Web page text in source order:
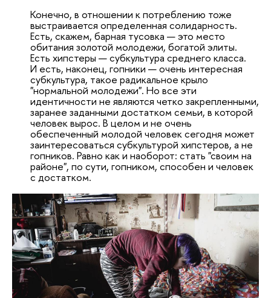
Конечно, в отношении к потреблению тоже
выстраивается определенная солидарность.
Есть, скажем, барная тусовка — это место
обитания золотой молодежи, богатой элиты.
Есть хипстеры — субкультура среднего класса.
И есть, наконец, гопники — очень интересная
субкультура, такое радикальное крыло
"нормальной молодежи". Но все эти
идентичности не являются четко закрепленными,
заранее заданными достатком семьи, в которой
человек вырос. В целом и не очень
обеспеченный молодой человек сегодня может
заинтересоваться субкультурой хипстеров, а не
гопников. Равно как и наоборот: стать "своим на
районе", по сути, гопником, способен и человек
с достатком.